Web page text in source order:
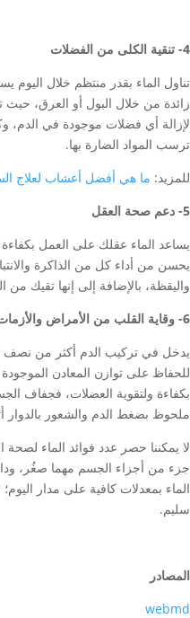
4- تنقية الكلى من الفضلات
تناول الماء بقدر منتظم خلال
زائدة من خلال البول أو العرق، حيث
لإزالة أي فضلات موجودة في الدم،
ترسب المواد الضارة بها.
للمزيد: ما هي أفضل أعشاب لعلاج
5- دعم صحة العقل
يساعد الماء عقلك على العمل
يحسن من أداء كل من الذاكرة
واليقظة، بالإضافة إلى إنها تقيك من
6- وقاية القلب من الأمراض والأزمات
يدخل في تركيب الدم أكثر من نصف
للحفاظ على توازن المعادن
بكفاءة ولتقوية العضلات، فجفاف
ملحوظ بضغط الدم والشعور بالدوار
لا يمكننا حصر عدد فوائد الماء
جزء من أجزاء الجسم مهما صغُر،
الماء بمعدلات كافية على مدار
سليم.
المصادر
webmd